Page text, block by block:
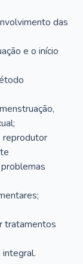
das
e o início
reprodutor
tratamentos